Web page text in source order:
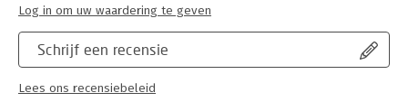
Schrijf een recensie
Lees ons recensiebeleid
Log in om uw waardering te geven